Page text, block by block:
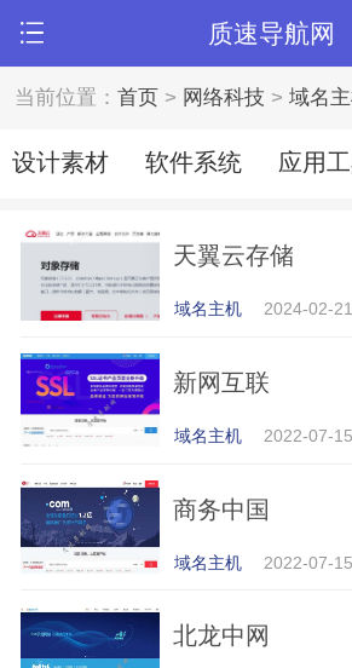
质速导航网
当前位置：首页 > 网络科技 >域名
设计素材 软件系统 应用
天翼云存储
域名主机 2024-02-
新网互联
域名主机 2022-07-
商务中国
域名主机 2022-07-
北龙中网